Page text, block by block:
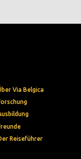
Via Belgica
Reiseführer